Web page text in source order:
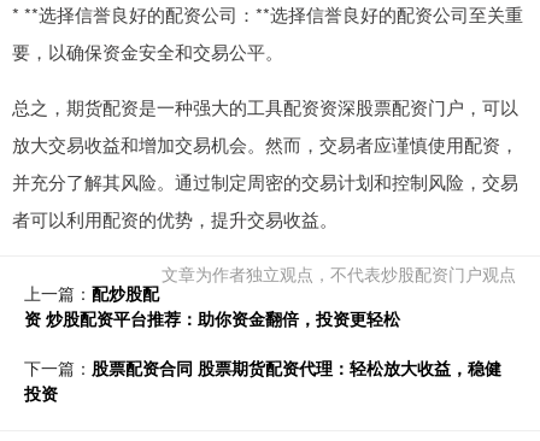
* **选择信誉良好的配资公司：**选择信誉良好的配资公司至关重
要，以确保资金安全和交易公平。
总之，期货配资是一种强大的工具配资资深股票配资门户，可以
放大交易收益和增加交易机会。然而，交易者应谨慎使用配资，
并充分了解其风险。通过制定周密的交易计划和控制风险，交易
者可以利用配资的优势，提升交易收益。
文章为作者独立观点，不代表炒股配资门户观点
上一篇： 配炒股配
资 炒股配资平台推荐：助你资金翻倍，投资更轻松
下一篇： 股票配资合同 股票期货配资代理：轻松放大收益，稳健
投资